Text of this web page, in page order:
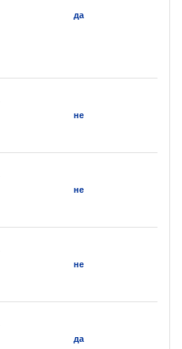
да
не
не
не
да